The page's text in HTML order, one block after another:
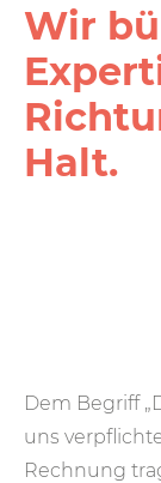
Wir
Halt.
Dem Begriff
uns
Rechnung